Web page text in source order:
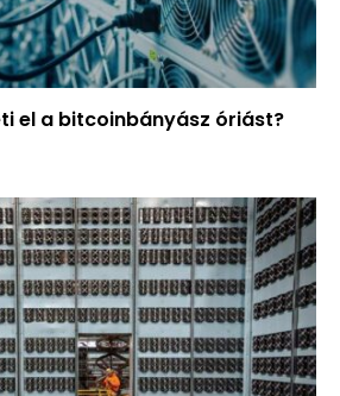
el a bitcoinbányász óriást?